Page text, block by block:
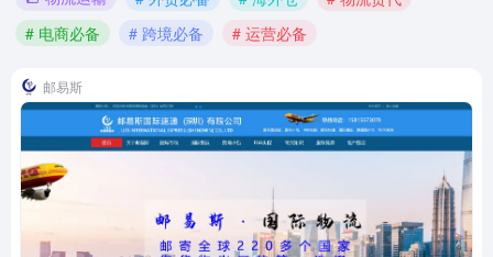
# 电商必备
# 跨境必备 # 运营必备
邮易斯